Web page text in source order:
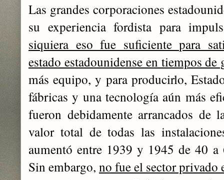
Las grandes corporaciones
su experiencia fordista para
siquiera eso fue suficiente para
estado estadounidense en tiempos de
más equipo, y para producirlo,
fábricas y una tecnología aún más
fueron debidamente arrancados
valor total de todas las
aumentó entre 1939 y 1945 de 40
Sin embargo, no fue el sector privado